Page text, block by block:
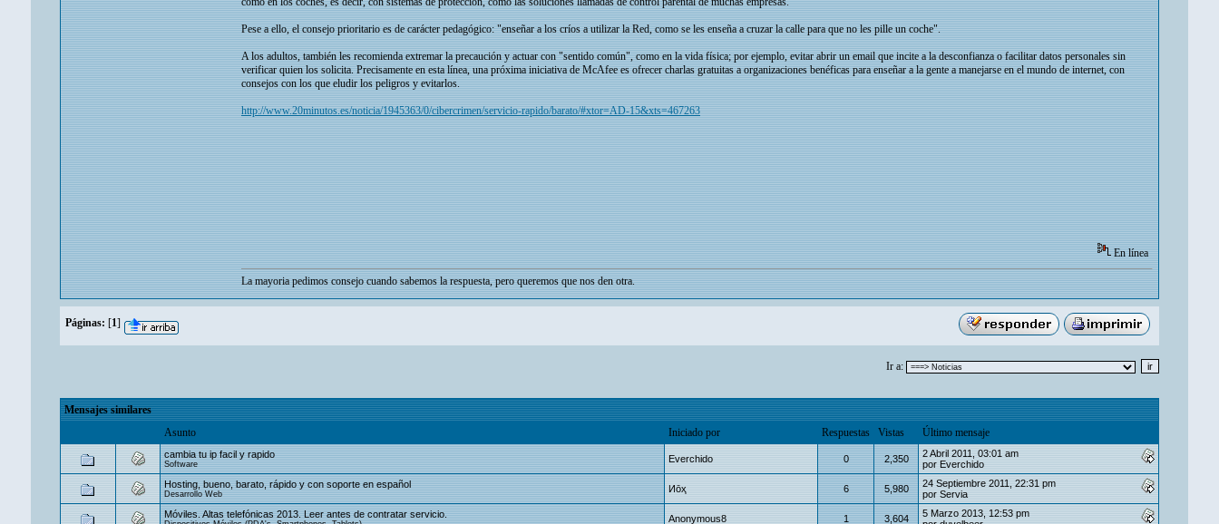
Pese a ello, el consejo prioritario es de carácter pedagógico: "enseñar a los críos a utilizar la Red, como se les enseña a cruzar la calle para que no les pille un coche".
A los adultos, también les recomienda extremar la precaución y actuar con "sentido común", como en la vida física; por ejemplo, evitar abrir un email que incite a la desconfianza o facilitar datos personales sin
verificar quien los solicita. Precisamente en esta línea, una próxima iniciativa de McAfee es ofrecer charlas gratuitas a organizaciones benéficas para enseñar a la gente a manejarse en el mundo de internet, con
consejos con los que eludir los peligros y evitarlos.
http://www.20minutos.es/noticia/1945363/0/cibercrimen/servicio-rapido/barato/#xtor=AD-15&xts=467263
En línea
La mayoria pedimos consejo cuando sabemos la respuesta, pero queremos que nos den otra.
Páginas: [1]
Ir a:
Mensajes similares
Asunto
Iniciado por Respuestas Vistas Último mensaje
cambia tu ip facil y rapido
Software Everchido 0 2,350
2 Abril 2011, 03:01 am
por Everchido
Hosting, bueno, barato, rápido y con soporte en español
Desarrollo Web Иōҳ 6 5,980
24 Septiembre 2011, 22:31 pm
por Servia
Móviles. Altas telefónicas 2013. Leer antes de contratar servicio.
Anonymous8 1 3,604
5 Marzo 2013, 12:53 pm